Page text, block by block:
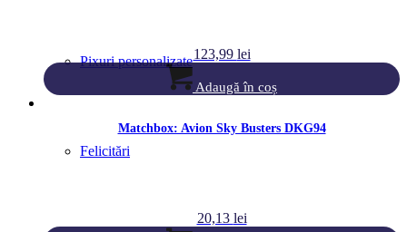
Pixuri personalizate
Felicitări
123,99 lei
Adaugă în coș
Matchbox: Avion Sky Busters DKG94
20,13 lei